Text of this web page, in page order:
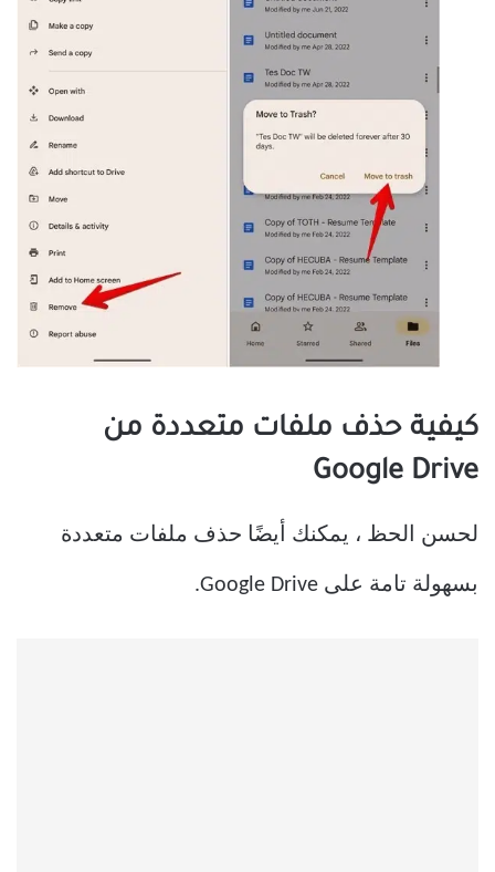
كيفية حذف ملفات متعددة من
Google Drive
لحسن الحظ ، يمكنك أيضًا حذف ملفات متعددة
بسهولة تامة على Google Drive.